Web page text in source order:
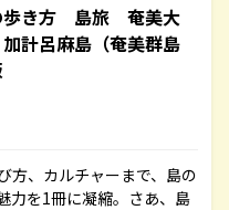
歩き方 島旅 奄美大
呂麻島（奄美群島
、カルチャーまで、島の
力を1冊に凝縮。さあ、島